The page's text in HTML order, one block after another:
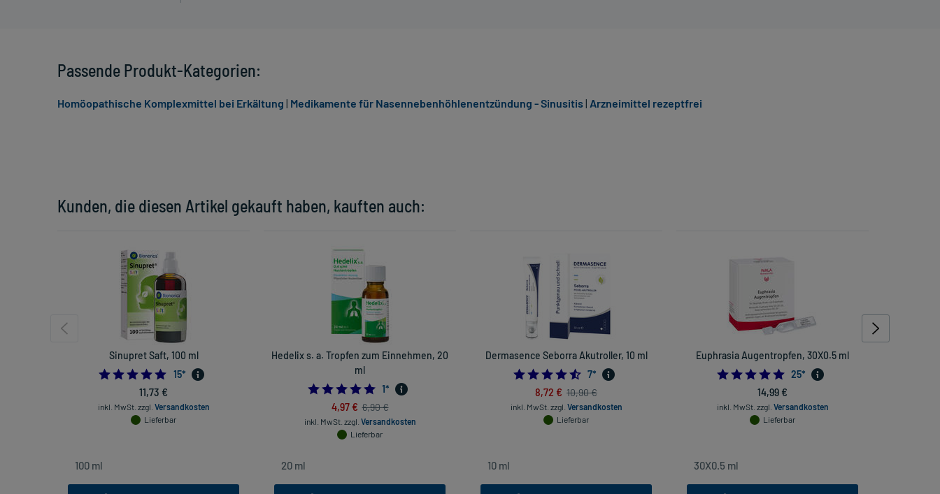
Kunden, die diesen Artikel gekauft haben, kauften auch:
Sinupret Saft, 100 ml
4.866666666666666
15*
11,73 €
inkl. MwSt. zzgl. Versandkosten
Lieferbar
Hedelix s. a. Tropfen zum Einnehmen, 20
ml
5.0
1*
4,97 € 6,90 €
inkl. MwSt. zzgl. Versandkosten
Lieferbar
Dermasence Seborra Akutroller, 10 ml
4.571428571428571
7*
8,72 € 10,90 €
inkl. MwSt. zzgl. Versandkosten
Lieferbar
Euphrasia Augentropfen, 30X0.5 ml
4.96
25*
14,99 €
inkl. MwSt. zzgl. Versandkosten
Lieferbar
Passende Produkt-Kategorien:
Homöopathische Komplexmittel bei Erkältung | Medikamente für Nasennebenhöhlenentzündung - Sinusitis| Arzneimittel rezeptfrei